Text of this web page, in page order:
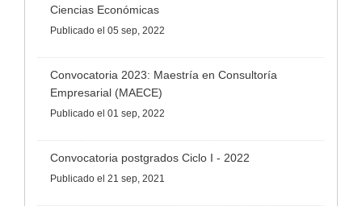
Ciencias Económicas
Publicado el 05 sep, 2022
Convocatoria 2023: Maestría en Consultoría
Empresarial (MAECE)
Publicado el 01 sep, 2022
Convocatoria postgrados Ciclo I - 2022
Publicado el 21 sep, 2021